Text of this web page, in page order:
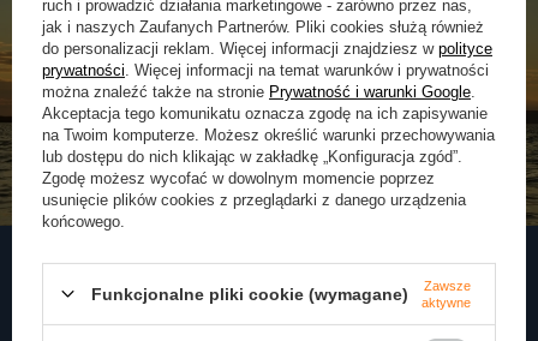
Zapisz się do naszego
ruch i prowadzić działania marketingowe - zarówno przez nas,
jak i naszych Zaufanych Partnerów. Pliki cookies służą również
do personalizacji reklam. Więcej informacji znajdziesz w polityce
prywatności . Więcej informacji na temat warunków i prywatności
można znaleźć także na stronie Prywatność i warunki Google
Akceptacja tego komunikatu oznacza zgodę na ich zapisywanie
na Twoim komputerze. Możesz określić warunki przechowywania
lub dostępu do nich klikając w zakładkę „Konfiguracja zgód”.
Zgodę możesz wycofać w dowolnym momencie poprzez
usunięcie plików cookies z przeglądarki z danego urządzenia
końcowego.
Funkcjonalne pliki cookie (wymagane)
Zawsze
aktywne